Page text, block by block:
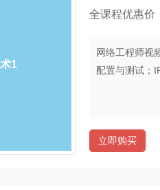
1
全课程优惠价
网络工程师视
配置与测试；
立即购买